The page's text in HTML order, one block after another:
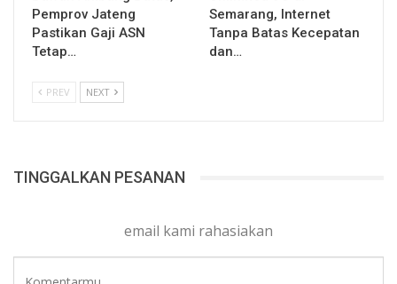
Pemprov Jateng
Pastikan Gaji ASN
Tetap…
Semarang, Internet
Tanpa Batas Kecepatan
dan…
PREV NEXT
TINGGALKAN PESANAN
email kami rahasiakan